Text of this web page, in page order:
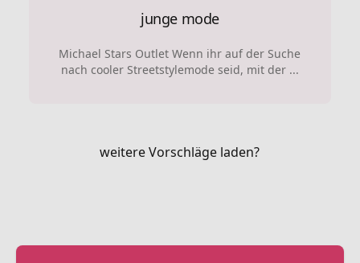
junge mode
Michael Stars Outlet Wenn ihr auf der Suche
nach cooler Streetstylemode seid, mit der ...
weitere Vorschläge laden?